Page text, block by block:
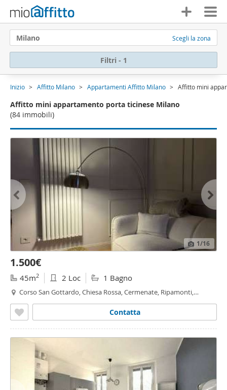
Milano Scegli la zona
Filtri - 1
Inizio Affitto Milano Appartamenti Affitto Milano Affitto mini
Affitto mini appartamento porta ticinese Milano
(84 immobili)
1/16
1.500€
45m2 2 Loc 1 Bagno
Corso San Gottardo, Chiesa Rossa, Cermenate, Ripamonti,
Contatta